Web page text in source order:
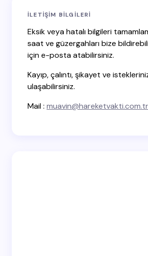
Save my name and email in this
next time I comment.
İLETIŞIM BILGILERI
Eksik veya hatalı bilgileri
saat ve güzergahları bize
için e-posta atabilirsiniz.
Kayıp, çalıntı, şikayet ve
ulaşabilirsiniz.
Mail : muavin@hareketvakti.com.tr